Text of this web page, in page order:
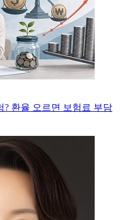
? 환율 오르면 보험료 부담